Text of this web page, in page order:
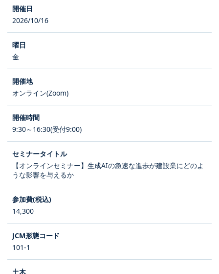
2026/10/16
金
オンライン(Zoom)
9:30～16:30(受付9:00)
【オンラインセミナー】生成AIの急速な進歩が建設業にどのよ
うな影響を与えるか
14,300
101-1